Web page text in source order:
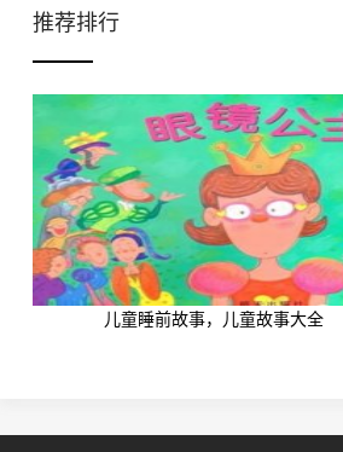
推荐排行
儿童睡前故事，儿童故事大全